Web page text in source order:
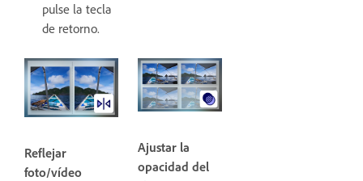
pulse la tecla
de retorno.
Reflejar
foto/vídeo
Ajustar la
opacidad del